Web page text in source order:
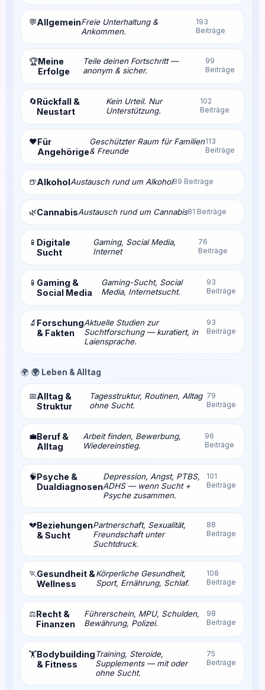
💬AllgemeinFreie Unterhaltung &
Ankommen.
193
Beiträge
🏆Meine
Erfolge
Teile deinen Fortschritt —
anonym & sicher.
99
Beiträge
🔄Rückfall &
Neustart
Kein Urteil. Nur
Unterstützung.
102
Beiträge
❤️Für
Angehörige
Geschützter Raum für Familien
& Freunde
113
Beiträge
🍺AlkoholAustausch rund um Alkohol89 Beiträge
🌿CannabisAustausch rund um Cannabis81 Beiträge
📱 Digitale
Sucht
Gaming, Social Media,
Internet
76
Beiträge
📱 Gaming &
Social Media
Gaming-Sucht, Social
Media, Internetsucht.
93
Beiträge
🔬 Forschung
& Fakten
Aktuelle Studien zur
Suchtforschung — kuratiert, in
Laiensprache.
93
Beiträge
🌍 🌍 Leben & Alltag
📅Alltag &
Struktur
Tagesstruktur, Routinen, Alltag
ohne Sucht.
79
Beiträge
💼Beruf &
Alltag
Arbeit finden, Bewerbung,
Wiedereinstieg.
96
Beiträge
🧠Psyche &
Dualdiagnosen
Depression, Angst, PTBS,
ADHS — wenn Sucht +
Psyche zusammen.
101
Beiträge
💔Beziehungen
& Sucht
Partnerschaft, Sexualität,
Freundschaft unter
Suchtdruck.
88
Beiträge
🏃Gesundheit &
Wellness
Körperliche Gesundheit,
Sport, Ernährung, Schlaf.
108
Beiträge
⚖️Recht &
Finanzen
Führerschein, MPU, Schulden,
Bewährung, Polizei.
98
Beiträge
🏋️Bodybuilding
& Fitness
Training, Steroide,
Supplements — mit oder
ohne Sucht.
75
Beiträge